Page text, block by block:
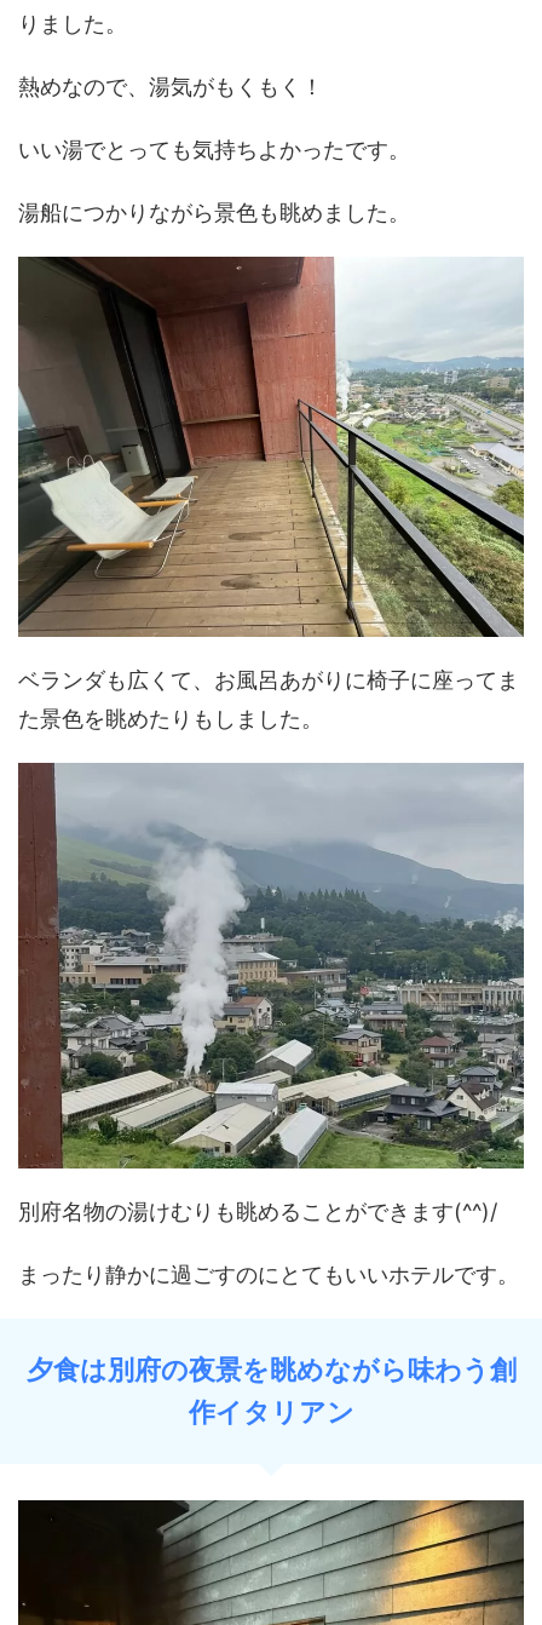
りました。
熱めなので、湯気がもくもく！
いい湯でとっても気持ちよかったです。
湯船につかりながら景色も眺めました。
ベランダも広くて、お風呂あがりに椅子に座ってま
た景色を眺めたりもしました。
別府名物の湯けむりも眺めることができます(^^)/
まったり静かに過ごすのにとてもいいホテルです。
夕食は別府の夜景を眺めながら味わう創
作イタリアン